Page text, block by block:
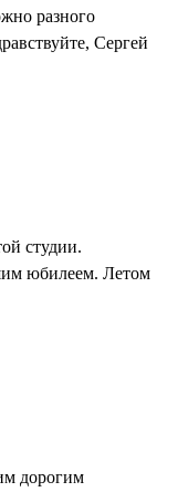
разного
Сергей
студии.
юбилеем. Летом
дорогим